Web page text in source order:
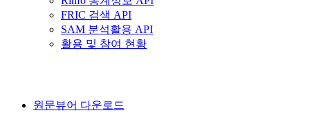
FRIC 검색 API
SAM 분석활용 API
활용 및 참여 현황
원문뷰어 다운로드